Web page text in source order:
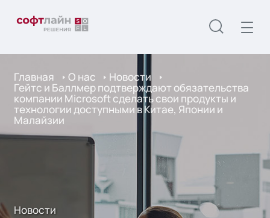
Главная О нас Новости
Гейтс и Баллмер подтверждают обязательства
компании Microsoft сделать свои продукты и
технологии доступными в Китае, Японии и
Малайзии
Новости